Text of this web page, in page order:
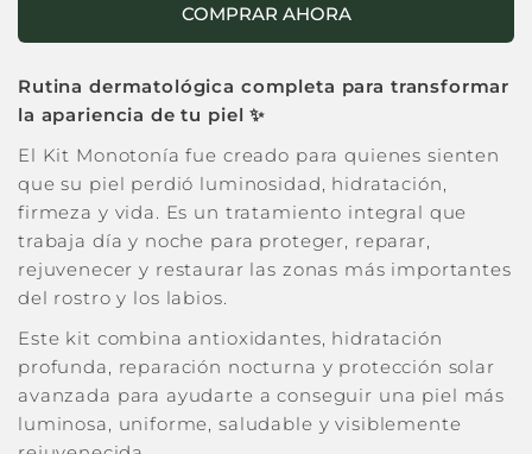
COMPRAR AHORA
Rutina dermatológica completa para transformar
la apariencia de tu piel ✨
El Kit Monotonía fue creado para quienes sienten
que su piel perdió luminosidad, hidratación,
firmeza y vida. Es un tratamiento integral que
trabaja día y noche para proteger, reparar,
rejuvenecer y restaurar las zonas más importantes
del rostro y los labios.
Este kit combina antioxidantes, hidratación
profunda, reparación nocturna y protección solar
avanzada para ayudarte a conseguir una piel más
luminosa, uniforme, saludable y visiblemente